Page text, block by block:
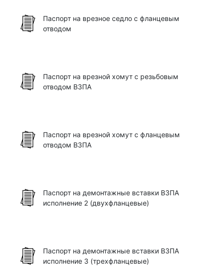
Паспорт на врезное седло с фланцевым
отводом
Паспорт на врезной хомут с резьбовым
отводом ВЗПА
Паспорт на врезной хомут с фланцевым
отводом ВЗПА
Паспорт на демонтажные вставки ВЗПА
исполнение 2 (двухфланцевые)
Паспорт на демонтажные вставки ВЗПА
исполнение 3 (трехфланцевые)